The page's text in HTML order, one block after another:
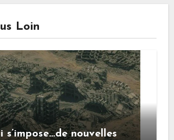
Loin
s’impose…de nouvelles